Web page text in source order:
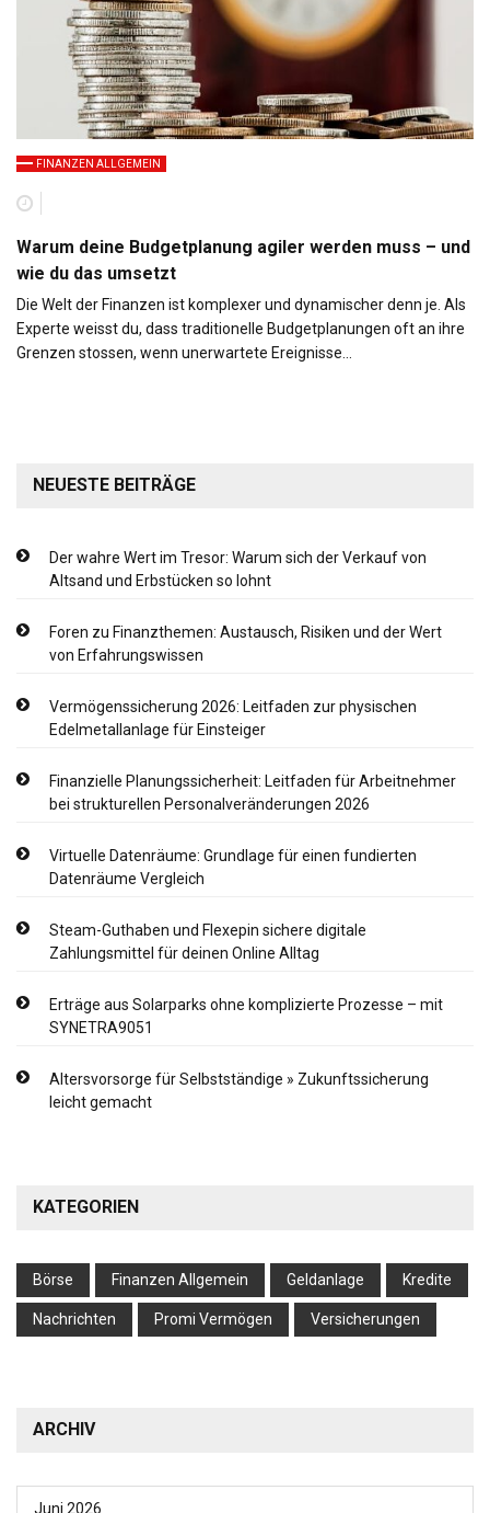
FINANZEN ALLGEMEIN
Warum deine Budgetplanung agiler werden muss – und
wie du das umsetzt
Die Welt der Finanzen ist komplexer und dynamischer denn je. Als
Experte weisst du, dass traditionelle Budgetplanungen oft an ihre
Grenzen stossen, wenn unerwartete Ereignisse…
NEUESTE BEITRÄGE
Der wahre Wert im Tresor: Warum sich der Verkauf von
Altsand und Erbstücken so lohnt
Foren zu Finanzthemen: Austausch, Risiken und der Wert
von Erfahrungswissen
Vermögenssicherung 2026: Leitfaden zur physischen
Edelmetallanlage für Einsteiger
Finanzielle Planungssicherheit: Leitfaden für Arbeitnehmer
bei strukturellen Personalveränderungen 2026
Virtuelle Datenräume: Grundlage für einen fundierten
Datenräume Vergleich
Steam-Guthaben und Flexepin sichere digitale
Zahlungsmittel für deinen Online Alltag
Erträge aus Solarparks ohne komplizierte Prozesse – mit
SYNETRA9051
Altersvorsorge für Selbstständige » Zukunftssicherung
leicht gemacht
KATEGORIEN
Börse Finanzen Allgemein Geldanlage Kredite
Nachrichten Promi Vermögen Versicherungen
ARCHIV
Juni 2026